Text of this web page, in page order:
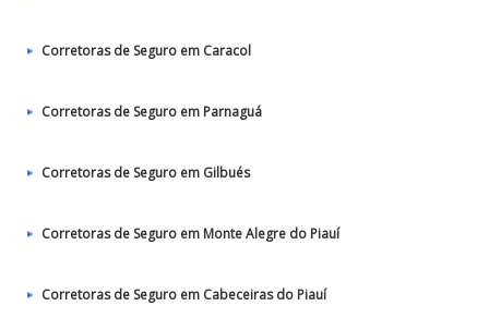
Corretoras de Seguro em Caracol
Corretoras de Seguro em Parnaguá
Corretoras de Seguro em Gilbués
Corretoras de Seguro em Monte Alegre do Piauí
Corretoras de Seguro em Cabeceiras do Piauí